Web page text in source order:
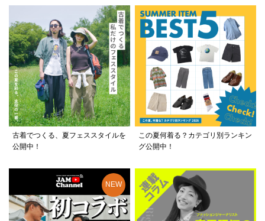
古着でつくる、夏フェススタイルを
公開中！
この夏何着る？カテゴリ別ランキン
グ公開中！